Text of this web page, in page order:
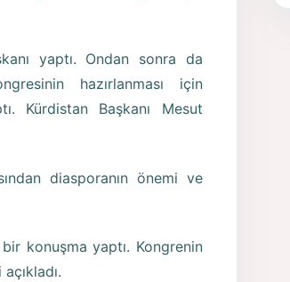
yaptı. Ondan sonra da
hazırlanması için
Kürdistan Başkanı Mesut
diasporanın önemi ve
konuşma yaptı. Kongrenin